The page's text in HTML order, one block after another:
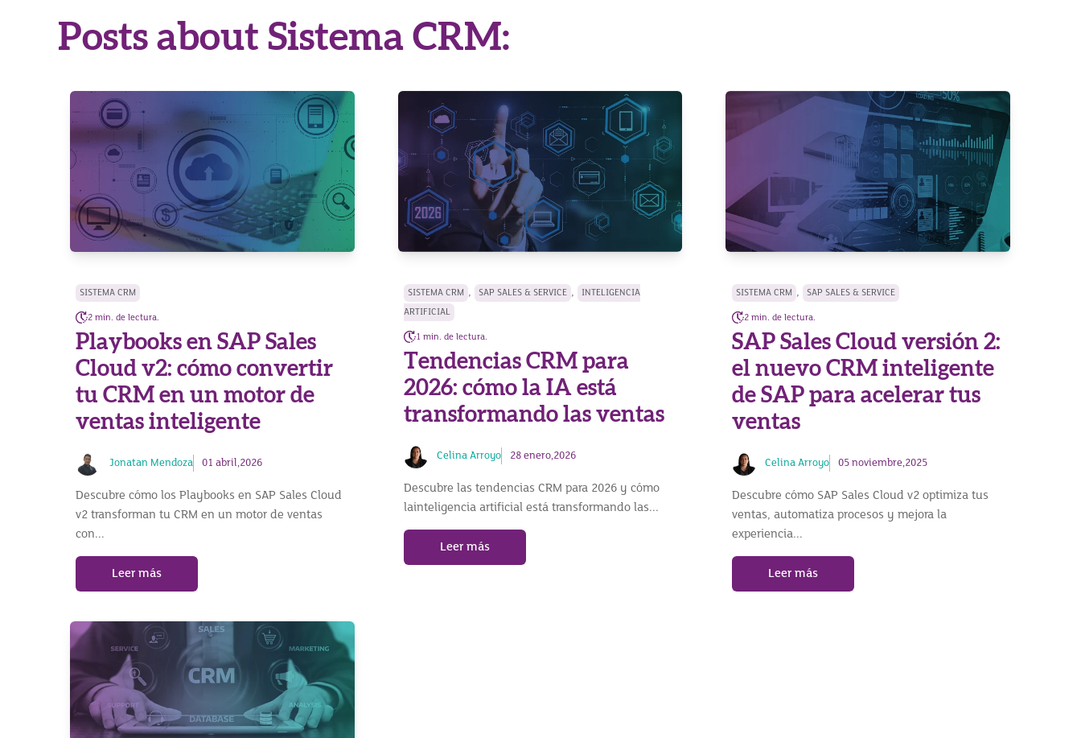
Posts about Sistema CRM:
SISTEMA CRM
2 min. de lectura.
Playbooks en SAP Sales
Cloud v2: cómo convertir
tu CRM en un motor de
ventas inteligente
Jonatan Mendoza 01 abril,2026
Descubre cómo los Playbooks en SAP Sales Cloud
v2 transforman tu CRM en un motor de ventas
con...
Leer más
SISTEMA CRM , SAP SALES & SERVICE ,
INTELIGENCIA
ARTIFICIAL
1 min. de lectura.
Tendencias CRM para
2026: cómo la IA está
transformando las ventas
Celina Arroyo 28 enero,2026
Descubre las tendencias CRM para 2026 y cómo
lainteligencia artificial está transformando las...
Leer más
SISTEMA CRM , SAP SALES & SERVICE
2 min. de lectura.
SAP Sales Cloud versión 2:
el nuevo CRM inteligente
de SAP para acelerar tus
ventas
Celina Arroyo 05 noviembre,2025
Descubre cómo SAP Sales Cloud v2 optimiza tus
ventas, automatiza procesos y mejora la
experiencia...
Leer más